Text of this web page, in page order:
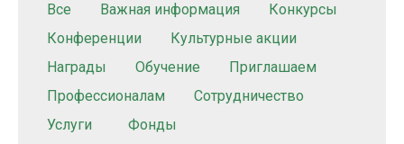
Все Важная информация
Конкурсы
Конференции
Культурные акции
Награды
Обучение
Приглашаем
Профессионалам
Сотрудничество
Услуги
Фонды